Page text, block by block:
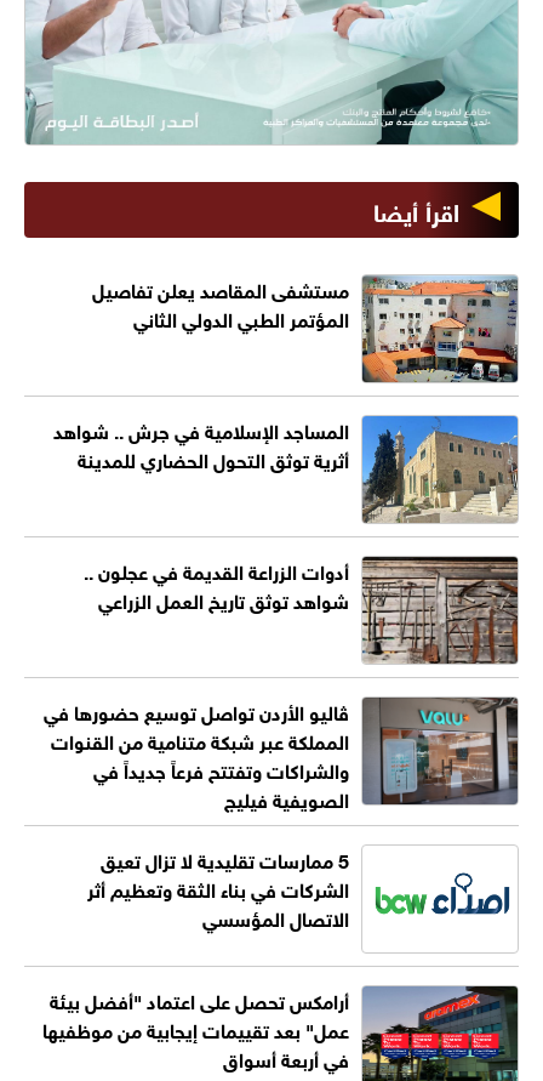
اقرأ أيضا
مستشفى المقاصد يعلن تفاصيل
المؤتمر الطبي الدولي الثاني
المساجد الإسلامية في جرش .. شواهد
أثرية توثق التحول الحضاري للمدينة
أدوات الزراعة القديمة في عجلون ..
شواهد توثق تاريخ العمل الزراعي
ڤاليو الأردن تواصل توسيع حضورها في
المملكة عبر شبكة متنامية من القنوات
والشراكات وتفتتح فرعاً جديداً في
الصويفية فيليج
5 ممارسات تقليدية لا تزال تعيق
الشركات في بناء الثقة وتعظيم أثر
الاتصال المؤسسي
أرامكس تحصل على اعتماد "أفضل بيئة
عمل" بعد تقييمات إيجابية من موظفيها
في أربعة أسواق